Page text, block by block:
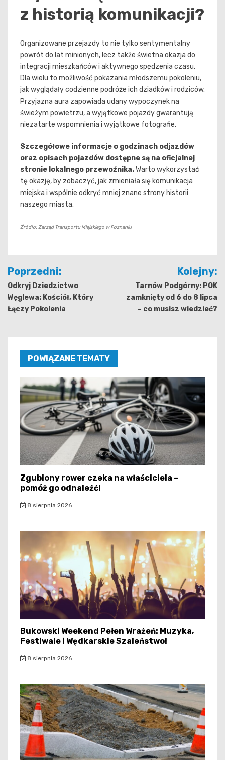
z historią komunikacji?
Organizowane przejazdy to nie tylko sentymentalny
powrót do lat minionych, lecz także świetna okazja do
integracji mieszkańców i aktywnego spędzenia czasu.
Dla wielu to możliwość pokazania młodszemu pokoleniu,
jak wyglądały codzienne podróże ich dziadków i rodziców.
Przyjazna aura zapowiada udany wypoczynek na
świeżym powietrzu, a wyjątkowe pojazdy gwarantują
niezatarte wspomnienia i wyjątkowe fotografie.
Szczegółowe informacje o godzinach odjazdów
oraz opisach pojazdów dostępne są na oficjalnej
stronie lokalnego przewoźnika.Warto wykorzystać
tę okazję, by zobaczyć, jak zmieniała się komunikacja
miejska i wspólnie odkryć mniej znane strony historii
naszego miasta.
Źródło: Zarząd Transportu Miejskiego w Poznaniu
Nawigacja
wpisu
Poprzedni:
Odkryj Dziedzictwo
Węglewa: Kościół, Który
Łączy Pokolenia
Kolejny:
Tarnów Podgórny: POK
zamknięty od 6 do 8 lipca
– co musisz wiedzieć?
POWIĄZANE TEMATY
Zgubiony rower czeka na właściciela –
pomóż go odnaleźć!
8 sierpnia 2026
Bukowski Weekend Pełen Wrażeń: Muzyka,
Festiwale i Wędkarskie Szaleństwo!
8 sierpnia 2026